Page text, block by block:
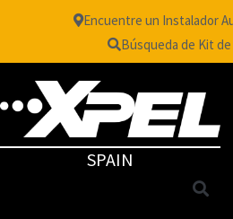
Encuentre un Instalador
Búsqueda de Kit
SPAIN